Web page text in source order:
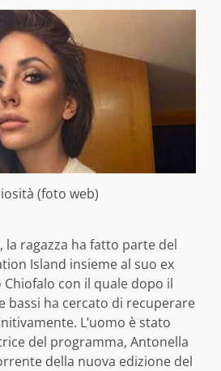
(foto web)
la ragazza ha fatto parte del
Island insieme al suo ex
con il quale dopo il
bassi ha cercato di recuperare
L’uomo è stato
del programma, Antonella
della nuova edizione del